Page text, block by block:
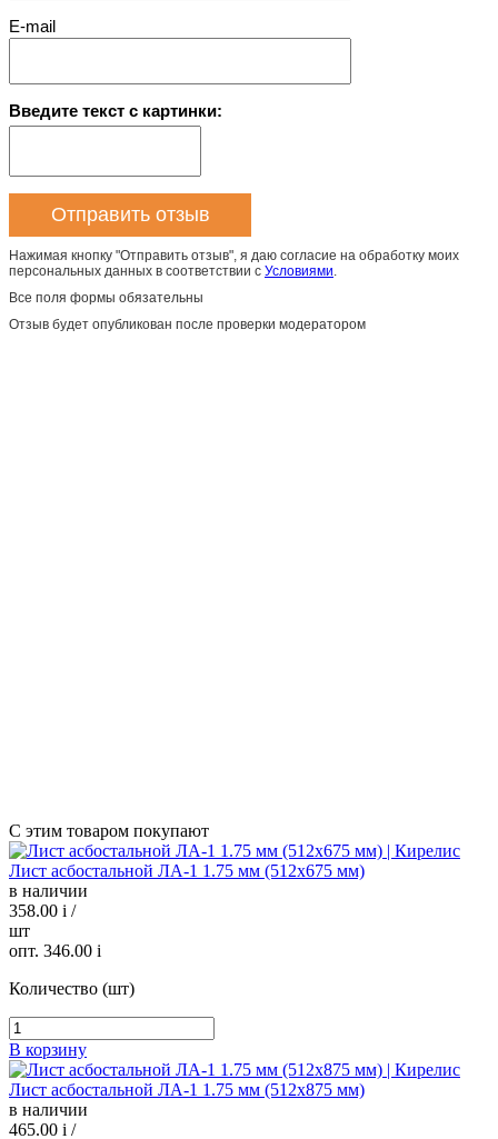
E-mail
Введите текст с картинки:
Нажимая кнопку "Отправить отзыв", я даю согласие на обработку моих
персональных данных в соответствии с Условиями.
Все поля формы обязательны
Отзыв будет опубликован после проверки модератором
С этим товаром покупают
Лист асбостальной ЛА-1 1.75 мм (512х675 мм)
в наличии
358.00 i /
шт
опт. 346.00 i
Количество (шт)
В корзину
Лист асбостальной ЛА-1 1.75 мм (512х875 мм)
в наличии
465.00 i /